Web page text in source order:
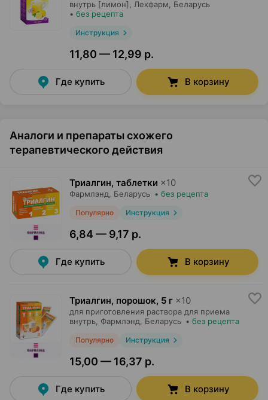
внутрь [лимон],
Лекфарм , Беларусь
• без рецепта
Инструкция
11,80 — 12,99 р.
Где купить В корзину
Аналоги и препараты схожего
терапевтического действия
Триалгин, таблетки ×10
Фармлэнд , Беларусь • без рецепта
Популярно Инструкция
6,84 — 9,17 р.
Где купить В корзину
Триалгин, порошок, 5 г ×10
для приготовления раствора для приема
внутрь, Фармлэнд , Беларусь • без рецепта
Популярно Инструкция
15,00 — 16,37 р.
Где купить В корзину